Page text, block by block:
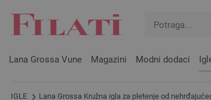
Lana Grossa Vune Magazini Modni dodaci
IGLE Lana Grossa Kružna igla za pletenje od